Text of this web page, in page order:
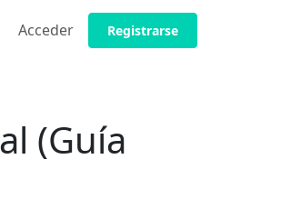
Acceder Registrarse
(Guía